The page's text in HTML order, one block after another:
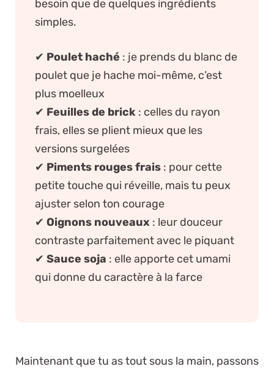
besoin que de quelques ingrédients
simples.
✔ Poulet haché : je prends du blanc de
poulet que je hache moi-même, c’est
plus moelleux
✔ Feuilles de brick : celles du rayon
frais, elles se plient mieux que les
versions surgelées
✔ Piments rouges frais : pour cette
petite touche qui réveille, mais tu peux
ajuster selon ton courage
✔ Oignons nouveaux : leur douceur
contraste parfaitement avec le piquant
✔ Sauce soja : elle apporte cet umami
qui donne du caractère à la farce
Maintenant que tu as tout sous la main, passons